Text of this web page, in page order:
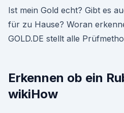
Ist mein Gold echt? Gibt es
für zu Hause? Woran
GOLD.DE stellt alle
Erkennen ob ein
wikiHow